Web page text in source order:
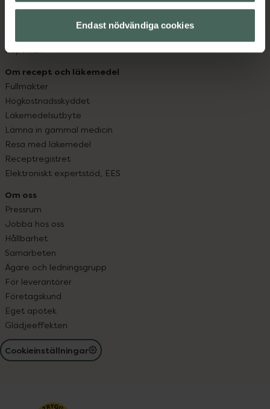
Endast nödvändiga cookies
Sajtens tillgänglighet
Köpvillkor
Om recept och läkemedel
Fullmakter
Högkostnadsskyddet
Läkemedelsutbyte
Lämna in gammal medicin
Resa med läkemedel
Receptregistret
Elektroniskt expertstöd, EES
Om oss
Pressrum
Jobba hos oss
Hållbarhet
Samarbeten
Ägare och ledningsgrupp
För leverantörer
Företagskund
Eget apotek
Glädjeeffekten
Cookieinställningar